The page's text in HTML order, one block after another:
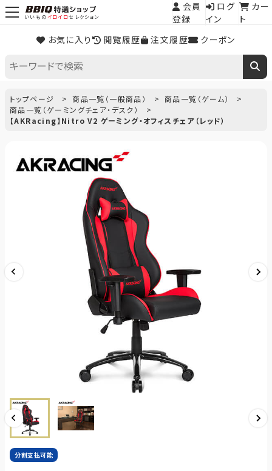
いいものイロイロセレクション
お気に入り 閲覧履歴 注文履歴 クーポン
会員
登録
ログ
イン
カー
ト
トップページ 商品一覧（一般商品）
商品一覧（ゲーム）
商品一覧（ゲーミングチェア・デスク）
【AKRacing】Nitro V2 ゲーミング・オフィスチェア（レッド）
分割支払可能